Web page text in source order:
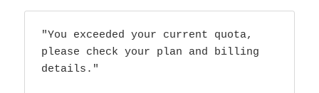
"You exceeded your current quota,
please check your plan and billing
details."